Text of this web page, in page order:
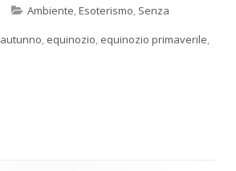
Categorie
Ambiente,Esoterismo, Senza
Tag
autunno, equinozio, equinozio primaverile,